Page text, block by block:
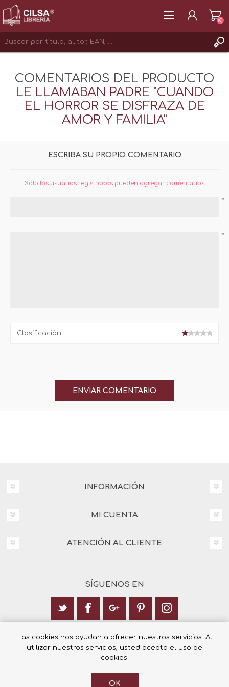
INICIAR SESIÓN
(0)
COMENTARIOS DEL PRODUCTO
LE LLAMABAN PADRE "CUANDO
EL HORROR SE DISFRAZA DE
AMOR Y FAMILIA"
ESCRIBA SU PROPIO COMENTARIO
Sólo los usuarios registrados pueden agregar comentarios
*
*
Clasificación:
INFORMACIÓN
MI CUENTA
ATENCIÓN AL CLIENTE
SÍGUENOS EN
Calle Italia 6, 03003 Alicante
+34 965 12 23 55
Las cookies nos ayudan a ofrecer nuestros servicios. Al
utilizar nuestros servicios, usted acepta el uso de
cookies.
OK